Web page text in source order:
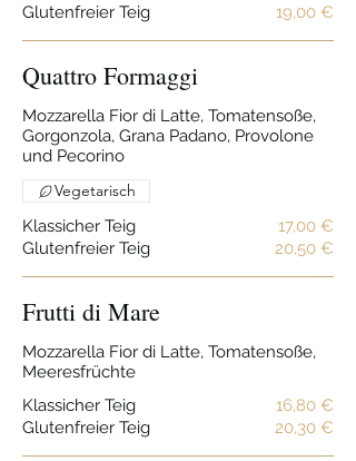
Glutenfreier Teig 19,00 €
Quattro Formaggi
Mozzarella Fior di Latte, Tomatensoße,
Gorgonzola, Grana Padano, Provolone
und Pecorino
Klassicher Teig
17,00 €
Glutenfreier Teig
20,50 €
Vegetarisch
Frutti di Mare
Mozzarella Fior di Latte, Tomatensoße,
Meeresfrüchte
Klassicher Teig
16,80 €
Glutenfreier Teig
20,30 €